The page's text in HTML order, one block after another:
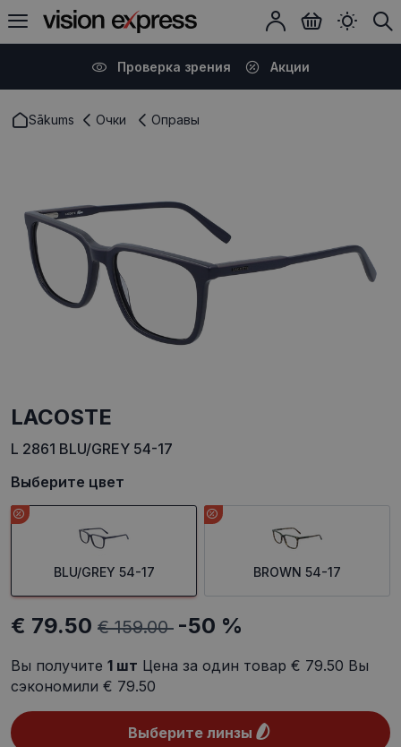
Проверка зрения Акции
Sākums Очки Оправы
LACOSTE
L 2861 BLU/GREY 54-17
Выберите цвет
BLU/GREY 54-17 BROWN 54-17
€ 79.50 € 159.00 -50 %
Вы получите 1 шт Цена за один товар € 79.50 Вы
сэкономили € 79.50
Выберите линзы